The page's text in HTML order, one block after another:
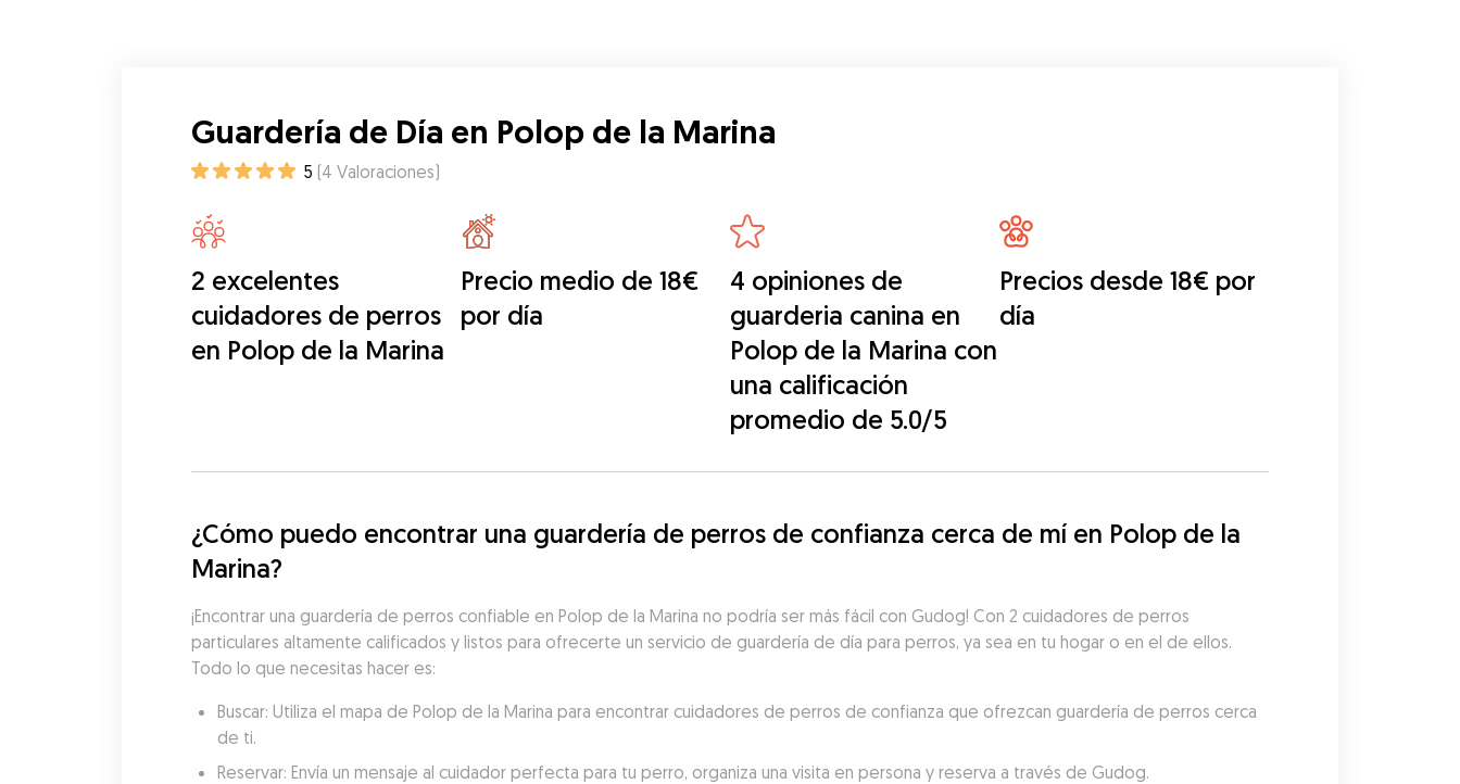
Guardería de Día en Polop de la Marina
5 (4 Valoraciones)
2 excelentes
cuidadores de perros
en Polop de la Marina
Precio medio de 18€
por día
4 opiniones de
guarderia canina en
Polop de la Marina con
una calificación
promedio de 5.0/5
Precios desde 18€ por
día
¿Cómo puedo encontrar una guardería de perros de confianza cerca de mí en Polop de la
Marina?
¡Encontrar una guardería de perros confiable en Polop de la Marina no podría ser más fácil con Gudog! Con 2 cuidadores de perros
particulares altamente calificados y listos para ofrecerte un servicio de guardería de día para perros, ya sea en tu hogar o en el de ellos.
Todo lo que necesitas hacer es:
Buscar: Utiliza el mapa de Polop de la Marina para encontrar cuidadores de perros de confianza que ofrezcan guardería de perros cerca
de ti.
Reservar: Envía un mensaje al cuidador perfecta para tu perro, organiza una visita en persona y reserva a través de Gudog.